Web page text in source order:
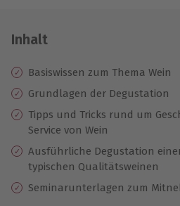
3 Jahre gültig & verlängerbar.
Inhalt
Basiswissen zum Thema Wein
Grundlagen der Degustation
Tipps und Tricks rund um
Service von Wein
Ausführliche Degustation
typischen Qualitätsweinen
Seminarunterlagen zum